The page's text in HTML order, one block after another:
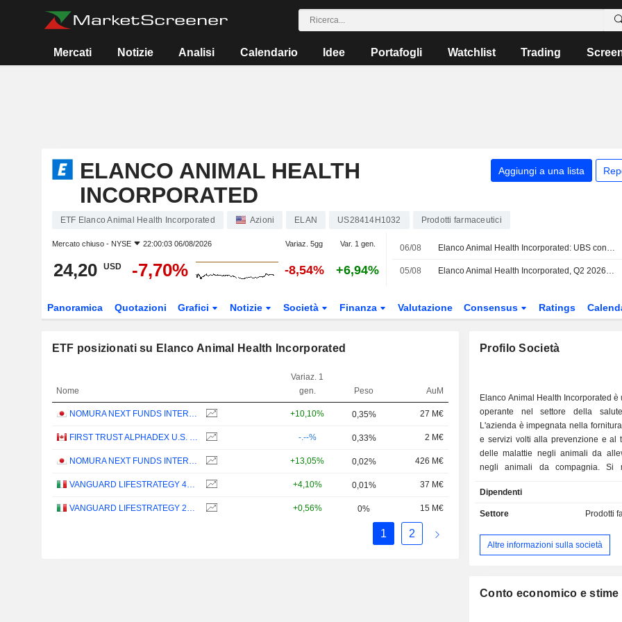
Mercati Notizie Analisi Calendario Idee Portafogli Watchlist Trading
ELANCO ANIMAL HEALTH
INCORPORATED
Aggiungi a una lista
ETF Elanco Animal Health Incorporated Azioni ELAN US28414H1032 Prodotti farmaceutici
Mercato chiuso - NYSE 22:00:03 06/08/2026 Variaz. 5gg Var. 1 gen.
24,20 USD -7,70% -8,54% +6,94%
06/08 Elanco Animal Health Incorporated: UBS conferma il rating Buy
05/08 Elanco Animal Health Incorporated, Q2 2026 Earnings Call, Aug 05, 2026
Panoramica Quotazioni Grafici Notizie Società Finanza Valutazione Consensus Ratings
ETF posizionati su Elanco Animal Health Incorporated
Nome
Variaz. 1
gen.
Peso AuM
NOMURA NEXT FUNDS INTERNATIONAL EQUITY MSCI-KOKUSAI (YEN-HEDGED) ETF - JPY +10,10% 0,35% 27 M€
FIRST TRUST ALPHADEX U.S. HEALTH CARE SECTOR INDEX ETF - CAD HEDGED -.--% 0,33% 2 M€
NOMURA NEXT FUNDS INTERNATIONAL EQUITY MSCI-KOKUSAI (UNHEDGED) ETF - JPY +13,05% 0,02% 426 M€
VANGUARD LIFESTRATEGY 40% EQUITY UCITS ETF - DISTRIBUTING - EUR +4,10% 0,01% 37 M€
VANGUARD LIFESTRATEGY 20% EQUITY UCITS ETF - DISTRIBUTING - EUR +0,56% 0% 15 M€
1 2
Profilo Società
Elanco Animal Health Incorporated è
operante nel settore della
L'azienda è impegnata nella
e servizi volti alla prevenzione e al
delle malattie negli animali da
negli animali da compagnia. Si
bovini, pollame, suini e ovini. I suoi
la salute degli animali da
sana e più attiva. Il suo portafoglio di
la salute degli animali da
Comprende portafogli di
Dipendenti
Settore Prodotti
Altre informazioni sulla società
Conto economico e stime